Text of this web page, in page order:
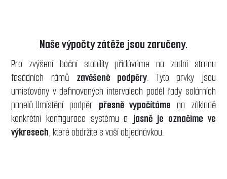
Naše výpočty zátěže jsou zaručeny.
Pro zvýšení boční stability přidáváme na zadní stranu
fasádních rámů zavěšené podpěry. Tyto prvky jsou
umisťovány v definovaných intervalech podél řady solárních
panelů.Umístění podpěr přesně vypočítáme na základě
konkrétní konfigurace systému a jasně je označíme ve
výkresech, které obdržíte s vaší objednávkou.